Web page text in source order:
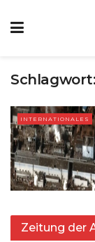
Schlagwort:
INTERNATIONALES
Zeitung der